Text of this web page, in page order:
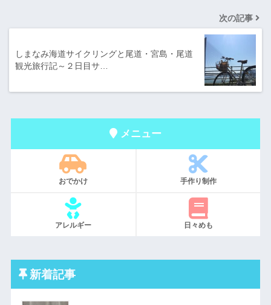
次の記事
しまなみ海道サイクリングと尾道・宮島・尾道
観光旅行記～２日目サ…
メニュー
おでかけ 手作り制作
アレルギー 日々めも
新着記事